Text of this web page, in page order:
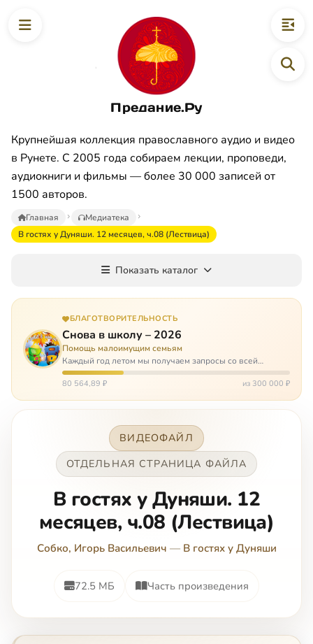
Предание.Ру
Крупнейшая коллекция православного аудио и видео
в Рунете. С 2005 года собираем лекции, проповеди,
аудиокниги и фильмы — более 30 000 записей от
1500 авторов.
Главная
Медиатека
В гостях у Дуняши. 12 месяцев, ч.08 (Лествица)
Показать каталог
БЛАГОТВОРИТЕЛЬНОСТЬ
Снова в школу – 2026
Помощь малоимущим семьям
Каждый год летом мы получаем запросы со всей
России: помогите собраться в школу. Семьи с больными
детьми или родителями, семьи без пап или мам,
80 564,89 ₽ из 300 000 ₽
ВИДЕОФАЙЛ
ОТДЕЛЬНАЯ СТРАНИЦА ФАЙЛА
В гостях у Дуняши. 12
месяцев, ч.08 (Лествица)
Собко, Игорь Васильевич — В гостях у Дуняши
72.5 МБ Часть произведения